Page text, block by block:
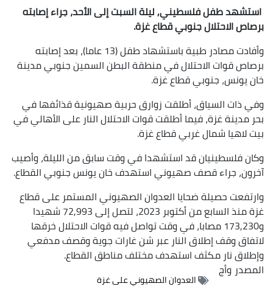
استشهد طفل فلسطيني, ليلة السبت إلى الأحد، جراء إصابته
برصاص الاحتلال جنوبي قطاع غزة.
وأفادت مصادر طبية باستشهاد طفل (13 عاما)، بعد إصابته
برصاص قوات الاحتلال في منطقة البطن السمين جنوبي مدينة
خان يونس، جنوبي قطاع غزة.
وفي ذات السياق، أطلقت زوارق حربية صهيونية قذائفها في
بحر مدينة غزة، فيما أطلقت قوات الاحتلال النار على الأهالي في
بيت لاهيا شمال غربي قطاع غزة.
وكان فلسطينيان قد استشهدا في وقت سابق من الليلة، وأصيب
آخرون، جراء قصف صهيوني استهدف خان يونس جنوبي القطاع.
وارتفعت حصيلة ضحايا العدوان الصهيوني المستمر على قطاع
غزة منذ السابع من أكتوبر 2023، لتصل إلى 72,993 شهيدا
و173,230 مصابا، في وقت تواصل فيه قوات الاحتلال خرقها
لاتفاق وقف إطلاق النار عبر شن غارات جوية وقصف مدفعي
وإطلاق نار مكثف استهدف مختلف مناطق القطاع.
المصدروأج
العدوان الصهيوني على غزة